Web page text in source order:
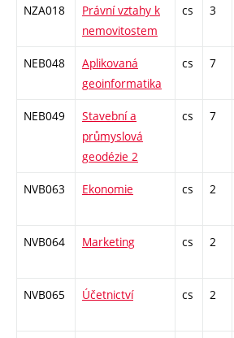
NZA018
Právní vztahy k
nemovitostem
cs 3
NEB048
Aplikovaná
geoinformatika
cs 7
NEB049
Stavební a
průmyslová
geodézie 2
cs 7
NVB063 Ekonomie cs 2
NVB064 Marketing cs 2
NVB065 Účetnictví cs 2